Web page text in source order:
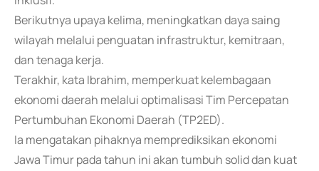
Berikutnya upaya kelima, meningkatkan daya saing
wilayah melalui penguatan infrastruktur, kemitraan,
dan tenaga kerja.
Terakhir, kata Ibrahim, memperkuat kelembagaan
ekonomi daerah melalui optimalisasi Tim Percepatan
Pertumbuhan Ekonomi Daerah (TP2ED).
Ia mengatakan pihaknya memprediksikan ekonomi
Jawa Timur pada tahun ini akan tumbuh solid dan kuat